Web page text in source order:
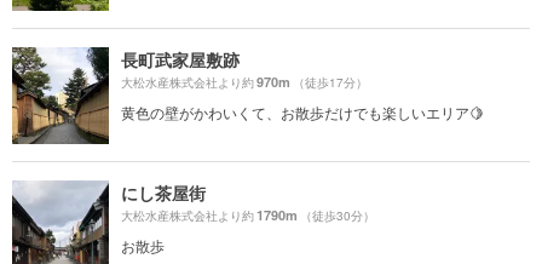
長町武家屋敷跡
大松水産株式会社より約970m （徒歩17分）
黄色の壁がかわいくて、お散歩だけでも楽しいエリア🍋
にし茶屋街
大松水産株式会社より約1790m （徒歩30分）
お散歩